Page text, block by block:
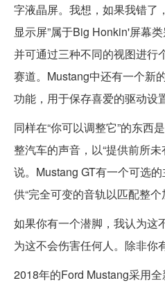
字液晶屏。我想，如果我错了
显示屏”属于Big Honkin'屏幕
并可通过三种不同的视图进行
赛道。Mustang中还有一个新
功能，用于保存喜爱的驱动设
同样在“你可以调整它”的东西
整汽车的声音，以“提供前所
说。Mustang GT有一个可选
供“完全可变的音轨以匹配整个
如果你有一个潜脚，我认为这
为这不会伤害任何人。除非你
2018年的Ford Mustang采用